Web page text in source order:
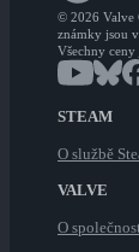
© 2026 Valve
známky jsou
Všechny ceny
STEAM
O službě
VALVE
O